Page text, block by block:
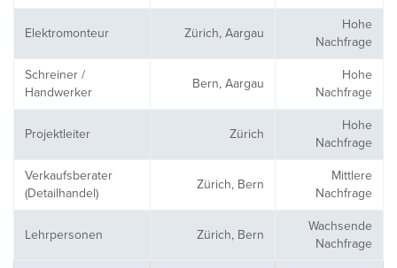
Elektromonteur Zürich, Aargau
Hohe
Nachfrage
Schreiner /
Handwerker
Bern, Aargau
Hohe
Nachfrage
Projektleiter Zürich
Hohe
Nachfrage
Verkaufsberater
(Detailhandel)
Zürich, Bern
Mittlere
Nachfrage
Lehrpersonen Zürich, Bern
Wachsende
Nachfrage